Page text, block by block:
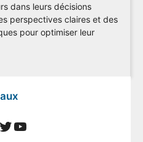
dans leurs décisions
perspectives claires et des
pour optimiser leur
Twitter
YouTube